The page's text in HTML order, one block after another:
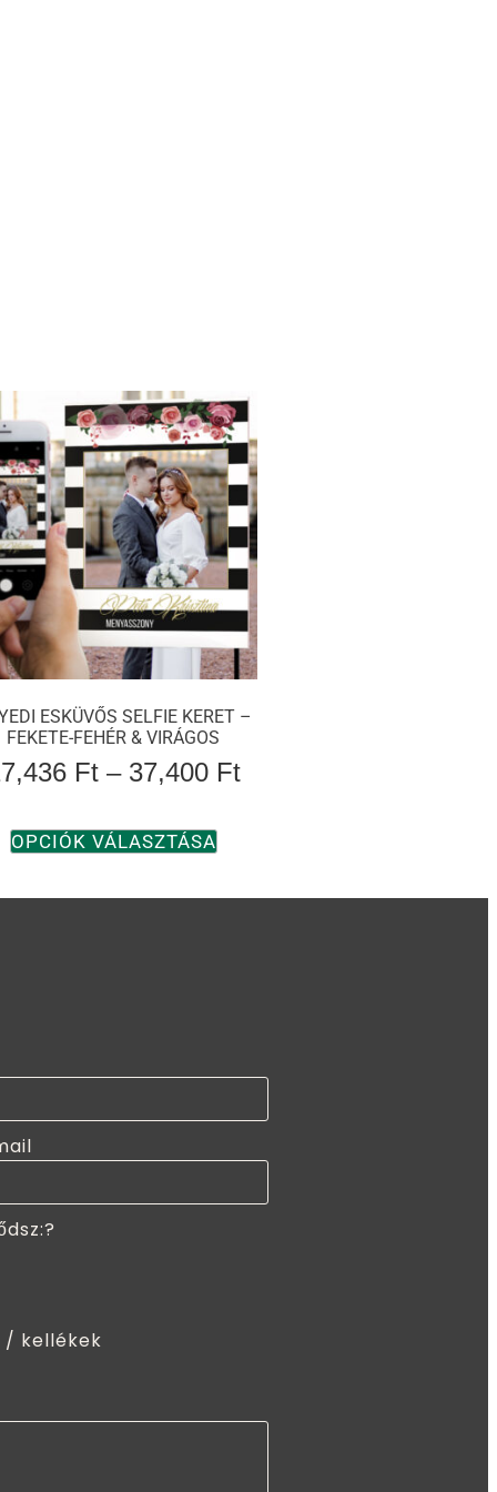
ESKÜVŐS SELFIE KERET –
FEKETE-FEHÉR & VIRÁGOS
Ft – 37,400 Ft
OPCIÓK VÁLASZTÁSA
/ kellékek